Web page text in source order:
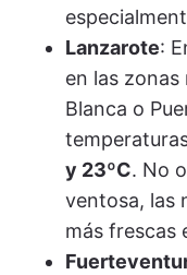
Lanzarote:
en las
Blanca o
y 23ºC. No
ventosa, las
más frescas